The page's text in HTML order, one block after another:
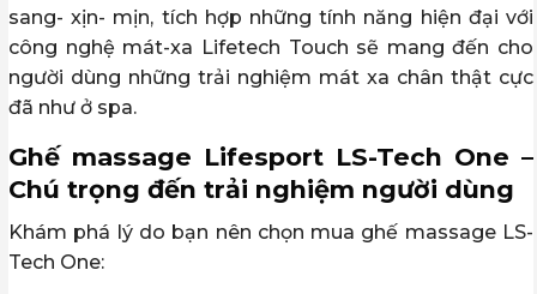
sang- xịn- mịn, tích hợp những tính năng hiện đại với
công nghệ mát-xa Lifetech Touch sẽ mang đến cho
người dùng những trải nghiệm mát xa chân thật cực
đã như ở spa.
Ghế massage Lifesport LS-Tech One –
Chú trọng đến trải nghiệm người dùng
Khám phá lý do bạn nên chọn mua ghế massage LS-
Tech One: